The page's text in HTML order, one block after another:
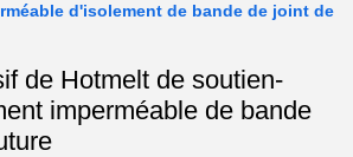
d'isolement de bande de joint de
de Hotmelt de soutien-
imperméable de bande